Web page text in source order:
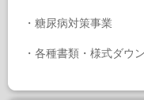
・ 糖尿病対策事業
・ 各種書類・様式ダウ